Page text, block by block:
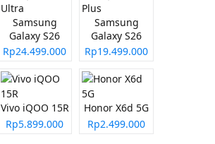
Samsung
Galaxy S26
Ultra
Rp24.499.000
Samsung
Galaxy S26
Plus
Rp19.499.000
Vivo iQOO 15R
Rp5.899.000
Honor X6d 5G
Rp2.499.000